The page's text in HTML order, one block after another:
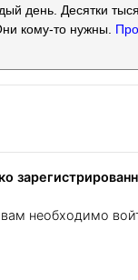
день. Десятки
кому-то нужны.
необходимо